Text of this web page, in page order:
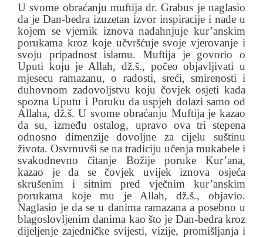
U svome obraćanju muftija dr. Grabus je naglasio
da je Dan-bedra izuzetan izvor inspiracije i nade u
kojem se vjernik iznova nadahnjuje kur’anskim
porukama kroz koje učvršćuje svoje vjerovanje i
svoju pripadnost islamu. Muftija je govorio o
Uputi koju je Allah, dž.š., počeo objavljivati u
mjesecu ramazanu, o radosti, sreći, smirenosti i
duhovnom zadovoljstvu koju čovjek osjeti kada
spozna Uputu i Poruku da uspjeh dolazi samo od
Allaha, dž.š. U svome obraćanju Muftija je kazao
da su, između ostalog, upravo ova tri stepena
odnosno dimenzije dovoljne za cijelu suštinu
života. Osvrnuvši se na tradiciju učenja mukabele i
svakodnevno čitanje Božije poruke Kur’ana,
kazao je da se čovjek uvijek iznova osjeća
skrušenim i sitnim pred vječnim kur’anskim
porukama koje mu je Allah, dž.š., objavio.
Naglasio je da se u danima ramazana a posebno u
blagoslovljenim danima kao što je Dan-bedra kroz
dijeljenje zajedničke svijesti, vizije, promišljanja i